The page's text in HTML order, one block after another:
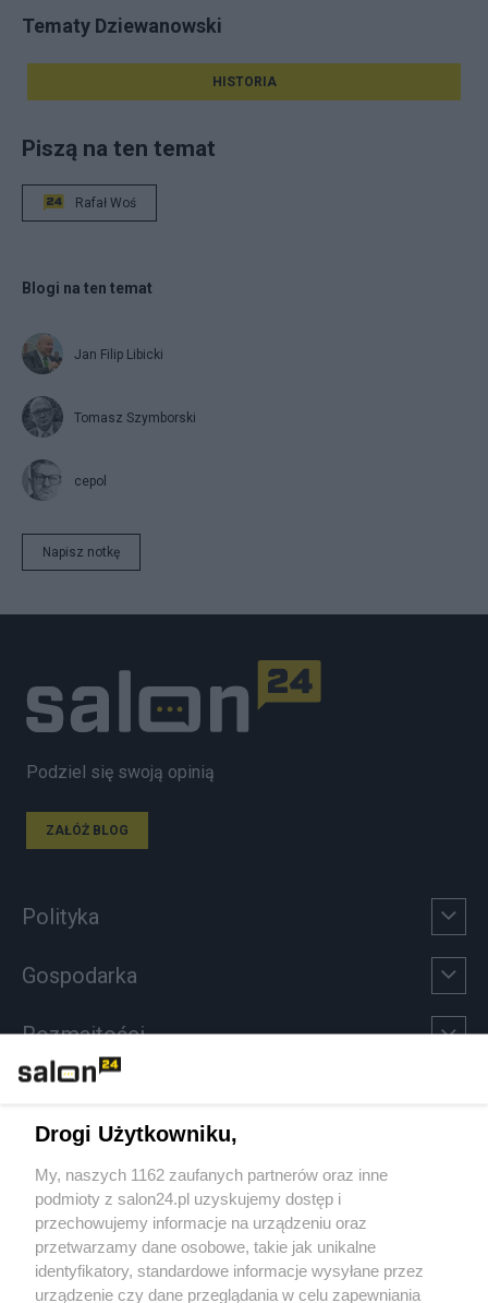
Tematy Dziewanowski
HISTORIA
Piszą na ten temat
Rafał Woś
Blogi na ten temat
Jan Filip Libicki
Tomasz Szymborski
cepol
Napisz notkę
Podziel się swoją opinią
ZAŁÓŻ BLOG
Polityka
Gospodarka
Rozmaitości
Sport
Społeczeństwo
Kultura
Drogi Użytkowniku,
My, naszych 1162 zaufanych partnerów oraz inne
podmioty z salon24.pl uzyskujemy dostęp i
przechowujemy informacje na urządzeniu oraz
przetwarzamy dane osobowe, takie jak unikalne
identyfikatory, standardowe informacje wysyłane przez
urządzenie czy dane przeglądania w celu zapewniania